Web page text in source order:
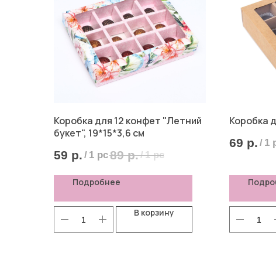
Коробка для 12 конфет "Летний
букет", 19*15*3,6 см
59 р. / 1 pc89 р./1 pc
Подробнее
В корзину
Коробка
69 р. / 1